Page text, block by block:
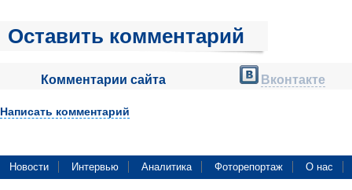
Оставить комментарий
Комментарии сайта Вконтакте
Написать комментарий
Новости Интервью Аналитика Фоторепортаж О нас